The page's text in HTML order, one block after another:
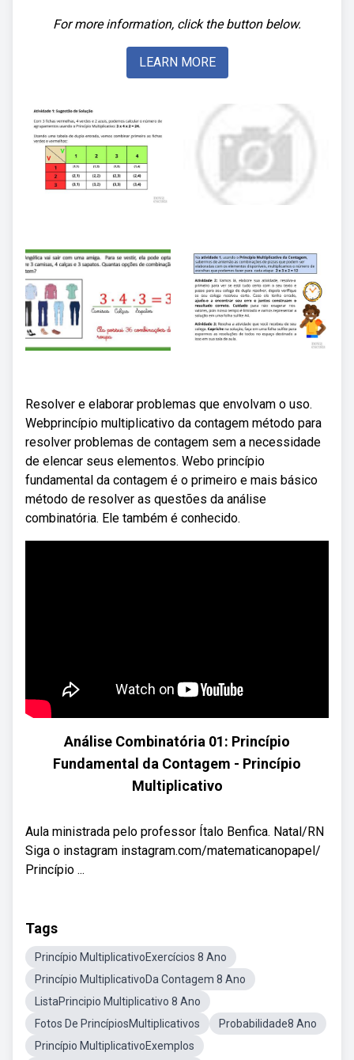
For more information, click the button below.
LEARN MORE
Resolver e elaborar problemas que envolvam o uso.
Webprincípio multiplicativo da contagem método para
resolver problemas de contagem sem a necessidade
de elencar seus elementos. Webo princípio
fundamental da contagem é o primeiro e mais básico
método de resolver as questões da análise
combinatória. Ele também é conhecido.
Análise Combinatória 01: Princípio
Fundamental da Contagem - Princípio
Multiplicativo
Aula ministrada pelo professor Ítalo Benfica. Natal/RN
Siga o instagram instagram.com/matematicanopapel/
Princípio ...
Tags
Princípio MultiplicativoExercícios 8 Ano
Princípio MultiplicativoDa Contagem 8 Ano
ListaPrincipio Multiplicativo 8 Ano
Fotos De PrincípiosMultiplicativos
Probabilidade8 Ano
Princípio MultiplicativoExemplos